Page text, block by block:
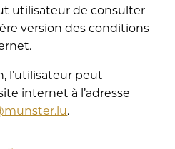
utilisateur de consulter
version des conditions
l’utilisateur peut
internet à l’adresse
.